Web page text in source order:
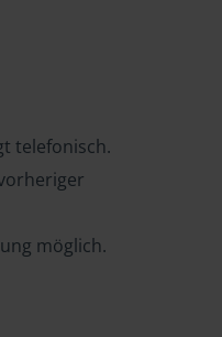
telefonisch.
möglich.